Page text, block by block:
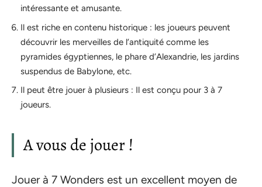
intéressante et amusante.
Il est riche en contenu historique : les joueurs peuvent
découvrir les merveilles de l’antiquité comme les
pyramides égyptiennes, le phare d’Alexandrie, les jardins
suspendus de Babylone, etc.
Il peut être jouer à plusieurs : Il est conçu pour 3 à 7
joueurs.
A vous de jouer !
Jouer à 7 Wonders est un excellent moyen de